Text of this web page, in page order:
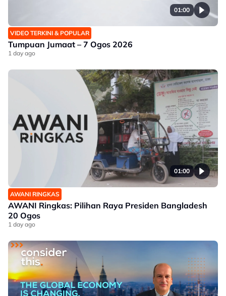
01:00
VIDEO TERKINI & POPULAR
Tumpuan Jumaat – 7 Ogos 2026
1 day ago
01:00
AWANI RINGKAS
AWANI Ringkas: Pilihan Raya Presiden Bangladesh
20 Ogos
1 day ago